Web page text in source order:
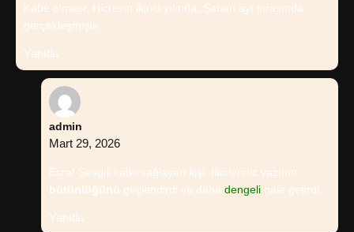
Kabe olması, Hicret’in ikinci yılında, Şaban ayı sırasında
gerçekleşmiştir .
Yanıtla
admin
Mart 29, 2026
Esra! Sevgili katkı sağlayan kişi, fikirleriniz yazının
bütünlüğünü güçlendirdi ve daha dengeli hale getirdi.
Yanıtla